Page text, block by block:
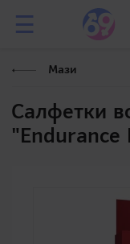
Мази
Салфетки
"Endurance